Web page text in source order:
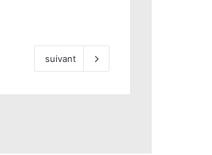
suivant